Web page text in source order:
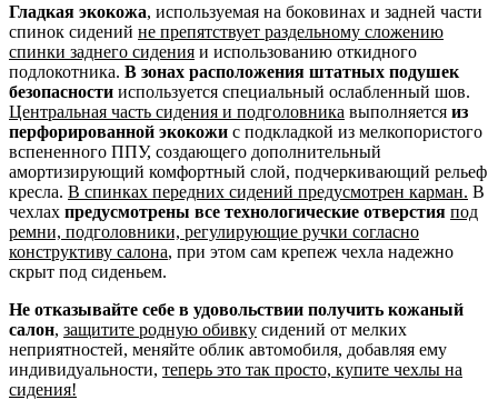
Гладкая экокожа, используемая на боковинах и задней части
спинок сидений не препятствует раздельному сложению
спинки заднего сидения и использованию откидного
подлокотника. В зонах расположения штатных подушек
безопасности используется специальный ослабленный шов.
Центральная часть сидения и подголовника выполняется из
перфорированной экокожи с подкладкой из мелкопористого
вспененного ППУ, создающего дополнительный
амортизирующий комфортный слой, подчеркивающий рельеф
кресла. В спинках передних сидений предусмотрен карман. В
чехлах предусмотрены все технологические отверстия под
ремни, подголовники, регулирующие ручки согласно
конструктиву салона, при этом сам крепеж чехла надежно
скрыт под сиденьем.
Не отказывайте себе в удовольствии получить кожаный
салон, защитите родную обивку сидений от мелких
неприятностей, меняйте облик автомобиля, добавляя ему
индивидуальности, теперь это так просто, купите чехлы на
сидения!